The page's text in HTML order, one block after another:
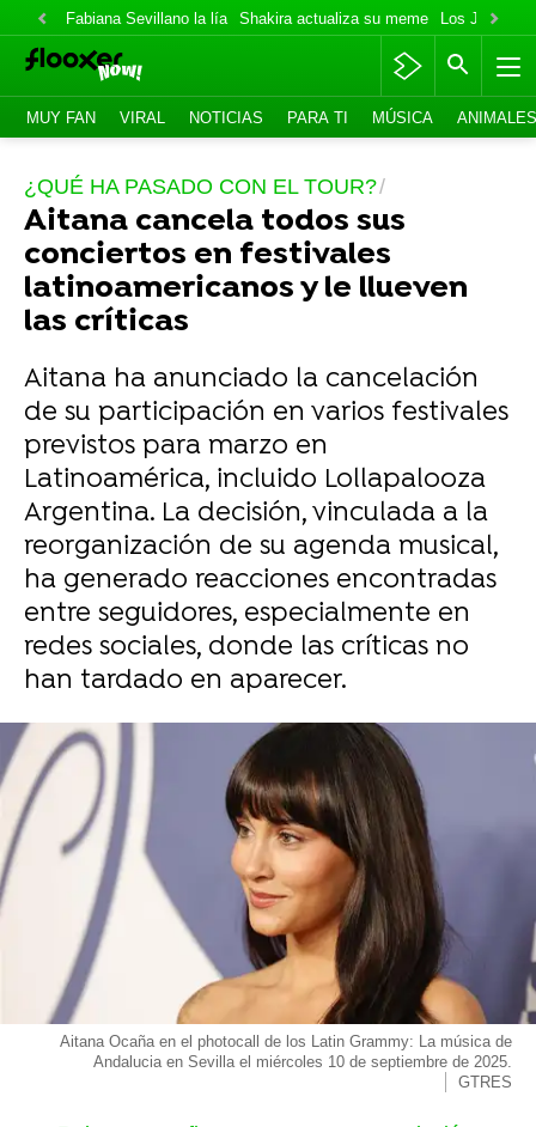
Fabiana Sevillano la lía Shakira actualiza su meme Los Jonas
MUY FAN VIRAL NOTICIAS PARA TI MÚSICA ANIMALES
¿QUÉ HA PASADO CON EL TOUR?
Aitana cancela todos sus
conciertos en festivales
latinoamericanos y le llueven
las críticas
Aitana ha anunciado la cancelación
de su participación en varios festivales
previstos para marzo en
Latinoamérica, incluido Lollapalooza
Argentina. La decisión, vinculada a la
reorganización de su agenda musical,
ha generado reacciones encontradas
entre seguidores, especialmente en
redes sociales, donde las críticas no
han tardado en aparecer.
Aitana Ocaña en el photocall de los Latin Grammy: La música de
Andalucia en Sevilla el miércoles 10 de septiembre de 2025.
GTRES